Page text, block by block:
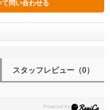
スタッフレビュー（0）